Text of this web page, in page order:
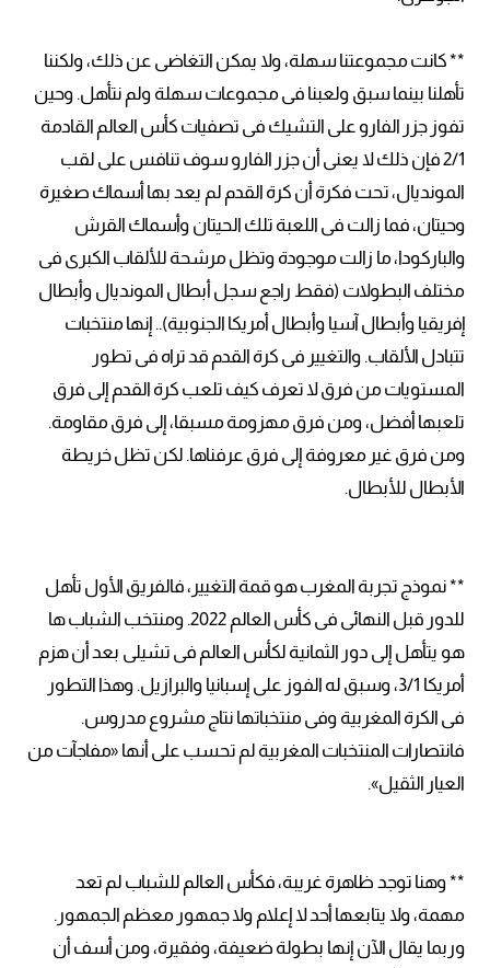
** كانت مجموعتنا سهلة، ولا يمكن التغاضى عن ذلك، ولكننا
تأهلنا بينما سبق ولعبنا فى مجموعات سهلة ولم نتأهل. وحين
تفوز جزر الفارو على التشيك فى تصفيات كأس العالم القادمة
2/1 فإن ذلك لا يعنى أن جزر الفارو سوف تنافس على لقب
المونديال، تحت فكرة أن كرة القدم لم يعد بها أسماك صغيرة
وحيتان، فما زالت فى اللعبة تلك الحيتان وأسماك القرش
والباركودا، ما زالت موجودة وتظل مرشحة للألقاب الكبرى فى
مختلف البطولات (فقط راجع سجل أبطال المونديال وأبطال
إفريقيا وأبطال آسيا وأبطال أمريكا الجنوبية).. إنها منتخبات
تتبادل الألقاب. والتغيير فى كرة القدم قد تراه فى تطور
المستويات من فرق لا تعرف كيف تلعب كرة القدم إلى فرق
تلعبها أفضل، ومن فرق مهزومة مسبقا، إلى فرق مقاومة.
ومن فرق غير معروفة إلى فرق عرفناها. لكن تظل خريطة
الأبطال للأبطال.
** نموذج تجربة المغرب هو قمة التغيير، فالفريق الأول تأهل
للدور قبل النهائى فى كأس العالم 2022. ومنتخب الشباب ها
هو يتأهل إلى دور الثمانية لكأس العالم فى تشيلى بعد أن هزم
أمريكا 3/1، وسبق له الفوز على إسبانيا والبرازيل. وهذا التطور
فى الكرة المغربية وفى منتخباتها نتاج مشروع مدروس.
فانتصارات المنتخبات المغربية لم تحسب على أنها «مفاجآت من
العيار الثقيل».
** وهنا توجد ظاهرة غريبة، فكأس العالم للشباب لم تعد
مهمة، ولا يتابعها أحد لا إعلام ولا جمهور معظم الجمهور.
وربما يقال الآن إنها بطولة ضعيفة، وفقيرة، ومن أسف أن